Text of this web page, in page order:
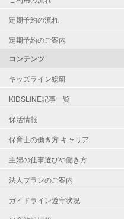
定期予約の流れ
定期予約のご案内
コンテンツ
キッズライン総研
KIDSLINE記事一覧
保活情報
保育士の働き方 キャリア
主婦の仕事選びや働き方
法人プランのご案内
ガイドライン遵守状況